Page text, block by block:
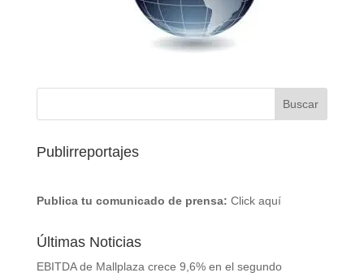
Publirreportajes
Publica tu comunicado de prensa: Click aquí
Últimas Noticias
EBITDA de Mallplaza crece 9,6% en el segundo